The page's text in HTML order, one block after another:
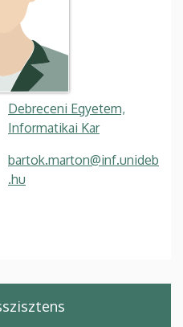
Debreceni Egyetem,
Informatikai Kar
bartok.marton@inf.unideb
.hu